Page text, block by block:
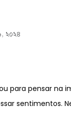
২০২৪
para pensar na
sentimentos.